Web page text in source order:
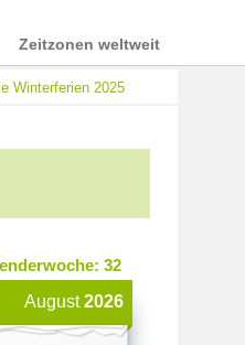
Zeitzonen weltweit
Winterferien 2025
32
August2026